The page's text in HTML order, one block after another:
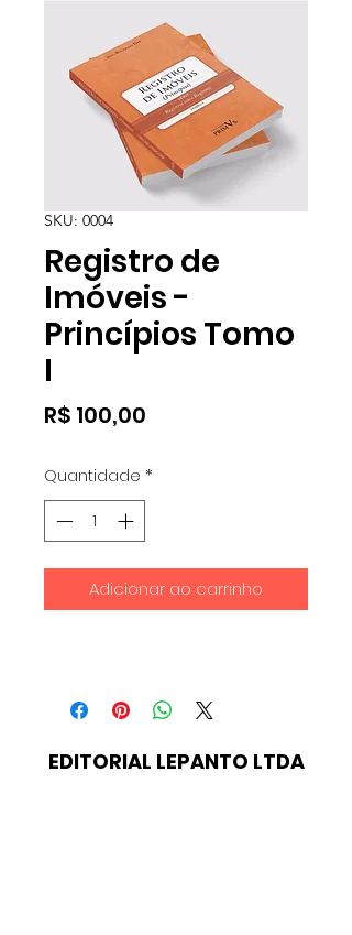
SKU: 0004
Registro de
Imóveis -
Princípios Tomo
I
R$ 100,00
Quantidade *
Adicionar ao carrinho
EDITORIAL LEPANTO LTDA